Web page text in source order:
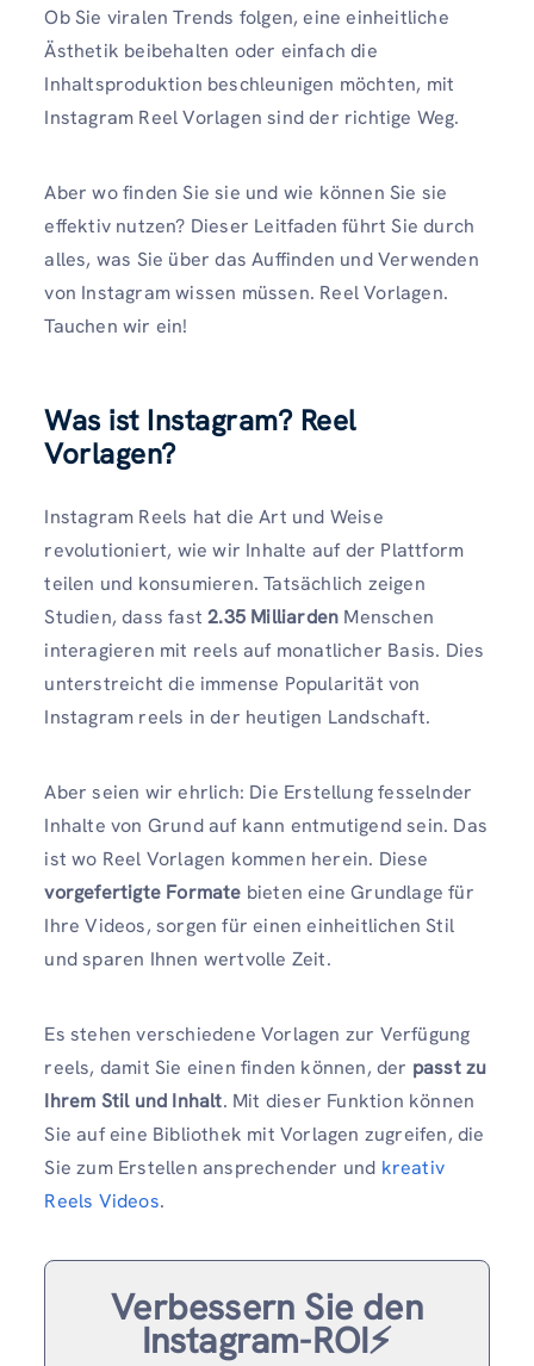
Ob Sie viralen Trends folgen, eine einheitliche
Ästhetik beibehalten oder einfach die
Inhaltsproduktion beschleunigen möchten, mit
Instagram Reel Vorlagen sind der richtige Weg.
Aber wo finden Sie sie und wie können Sie sie
effektiv nutzen? Dieser Leitfaden führt Sie durch
alles, was Sie über das Auffinden und Verwenden
von Instagram wissen müssen. Reel Vorlagen.
Tauchen wir ein!
Was ist Instagram? Reel
Vorlagen?
Instagram Reels hat die Art und Weise
revolutioniert, wie wir Inhalte auf der Plattform
teilen und konsumieren. Tatsächlich zeigen
Studien, dass fast2.35 Milliarden Menschen
interagieren mit reels auf monatlicher Basis. Dies
unterstreicht die immense Popularität von
Instagram reels in der heutigen Landschaft.
Aber seien wir ehrlich: Die Erstellung fesselnder
Inhalte von Grund auf kann entmutigend sein. Das
ist wo Reel Vorlagen kommen herein. Diese
vorgefertigte Formate bieten eine Grundlage für
Ihre Videos, sorgen für einen einheitlichen Stil
und sparen Ihnen wertvolle Zeit.
Es stehen verschiedene Vorlagen zur Verfügung
reels, damit Sie einen finden können, der passt zu
Ihrem Stil und Inhalt. Mit dieser Funktion können
Sie auf eine Bibliothek mit Vorlagen zugreifen, die
Sie zum Erstellen ansprechender und kreativ
Reels Videos.
Verbessern Sie den
Instagram-ROI⚡️